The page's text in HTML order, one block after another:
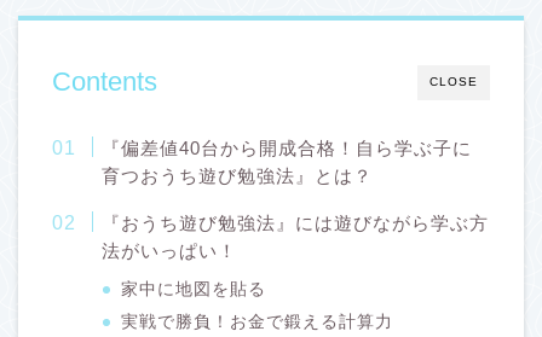
CLOSE
Contents
『偏差値40台から開成合格！自ら学ぶ子に
育つおうち遊び勉強法』とは？
『おうち遊び勉強法』には遊びながら学ぶ方
法がいっぱい！
家中に地図を貼る
実戦で勝負！お金で鍛える計算力